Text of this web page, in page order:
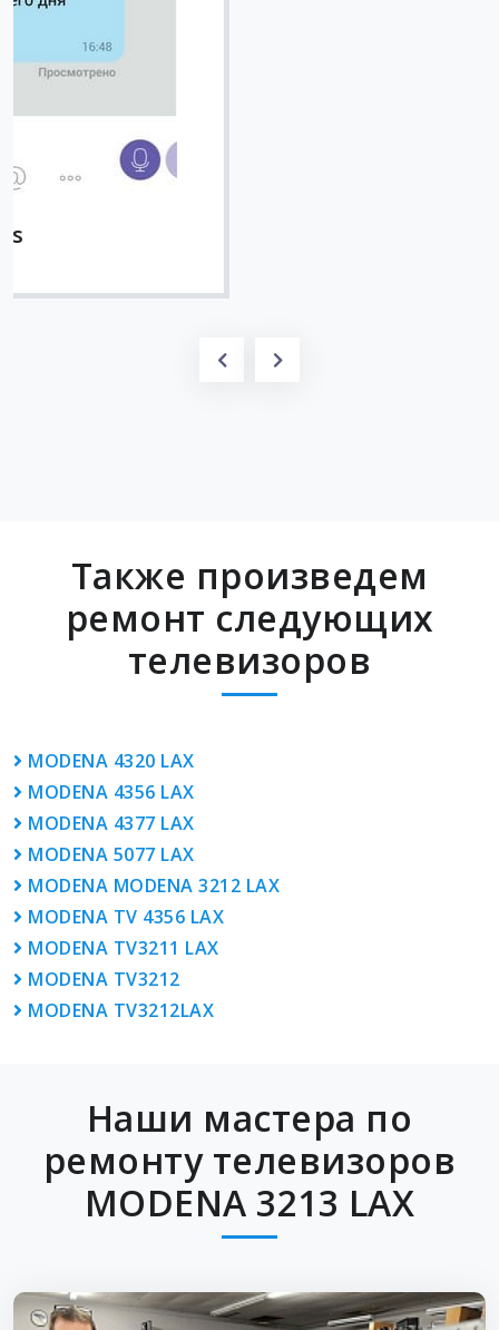
Также произведем
ремонт следующих
телевизоров
MODENA 4320 LAX
MODENA 4356 LAX
MODENA 4377 LAX
MODENA 5077 LAX
MODENA MODENA 3212 LAX
MODENA TV 4356 LAX
MODENA TV3211 LAX
MODENA TV3212
MODENA TV3212LAX
Наши мастера по
ремонту телевизоров
MODENA 3213 LAX